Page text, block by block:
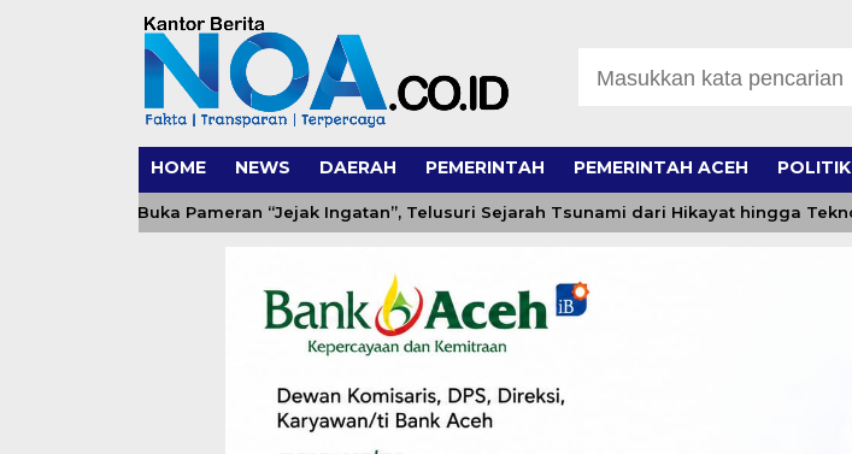
HOME NEWS DAERAH PEMERINTAH PEMERINTAH ACEH POLITIK
Aceh Buka Pameran “Jejak Ingatan”, Telusuri Sejarah Tsunami dari Hikayat hingga Teknologi